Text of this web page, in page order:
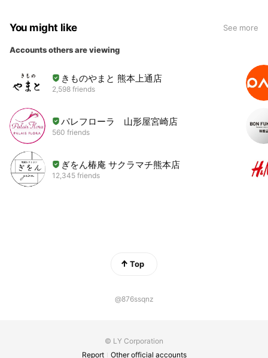
You might like See more
Accounts others are viewing
きものやまと 熊本上通店
2,598 friends
パレフローラ 山形屋宮崎店
560 friends
ぎをん椿庵 サクラマチ熊本店
12,345 friends
Top
@876ssqnz
© LY Corporation
Report
Other official accounts